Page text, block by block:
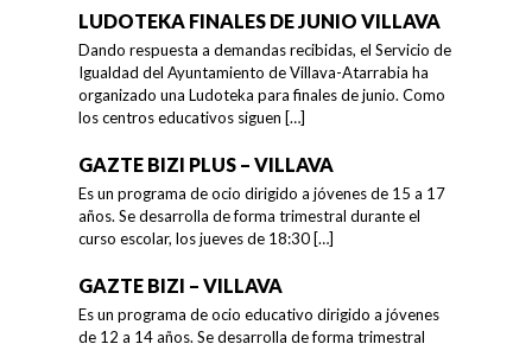
LUDOTEKA FINALES DE JUNIO VILLAVA
Dando respuesta a demandas recibidas, el Servicio de
Igualdad del Ayuntamiento de Villava-Atarrabia ha
organizado una Ludoteka para finales de junio. Como
los centros educativos siguen […]
GAZTE BIZI PLUS – VILLAVA
Es un programa de ocio dirigido a jóvenes de 15 a 17
años. Se desarrolla de forma trimestral durante el
curso escolar, los jueves de 18:30 […]
GAZTE BIZI – VILLAVA
Es un programa de ocio educativo dirigido a jóvenes
de 12 a 14 años. Se desarrolla de forma trimestral